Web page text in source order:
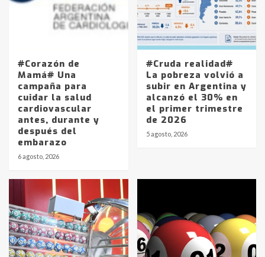
#Corazón de
Mamá# Una
campaña para
cuidar la salud
cardiovascular
antes, durante y
después del
embarazo
6 agosto, 2026
#Cruda realidad#
La pobreza volvió a
subir en Argentina y
alcanzó el 30% en
el primer trimestre
de 2026
5 agosto, 2026